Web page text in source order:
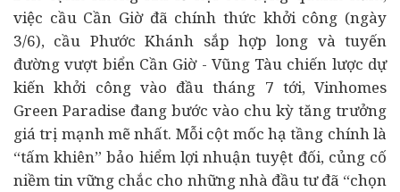
việc cầu Cần Giờ đã chính thức khởi công (ngày
3/6), cầu Phước Khánh sắp hợp long và tuyến
đường vượt biển Cần Giờ - Vũng Tàu chiến lược dự
kiến khởi công vào đầu tháng 7 tới, Vinhomes
Green Paradise đang bước vào chu kỳ tăng trưởng
giá trị mạnh mẽ nhất. Mỗi cột mốc hạ tầng chính là
“tấm khiên” bảo hiểm lợi nhuận tuyệt đối, củng cố
niềm tin vững chắc cho những nhà đầu tư đã “chọn